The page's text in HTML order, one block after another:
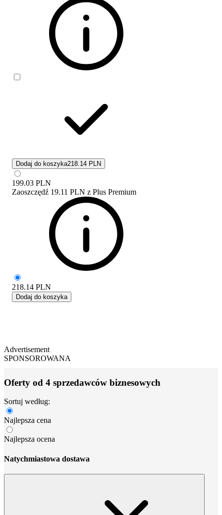
Dodaj do koszyka218.14 PLN
199.03 PLN
Zaoszczędź 19.11 PLN z Plus Premium
218.14 PLN
Dodaj do koszyka
Advertisement
SPONSOROWANA
Oferty od 4 sprzedawców biznesowych
Sortuj według:
Najlepsza cena
Najlepsza ocena
Natychmiastowa dostawa